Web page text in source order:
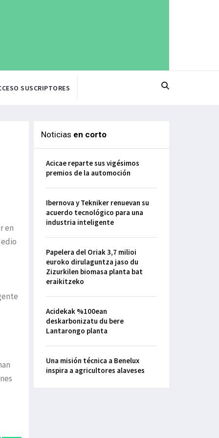
SUSCRIPTORES
en
Noticias en corto
Acicae reparte sus vigésimos
premios de la automoción
Ibernova y Tekniker renuevan su
acuerdo tecnológico para una
industria inteligente
Papelera del Oriak 3,7 milioi
euroko dirulaguntza jaso du
Zizurkilen biomasa planta bat
eraikitzeko
Acidekak %100ean
deskarbonizatu du bere
Lantarongo planta
Una misión técnica a Benelux
inspira a agricultores alaveses